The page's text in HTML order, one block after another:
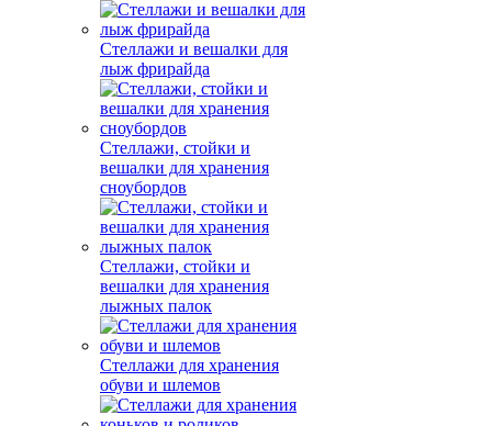
Стеллажи и вешалки для
лыж фрирайда
Стеллажи, стойки и
вешалки для хранения
сноубордов
Стеллажи, стойки и
вешалки для хранения
лыжных палок
Стеллажи для хранения
обуви и шлемов